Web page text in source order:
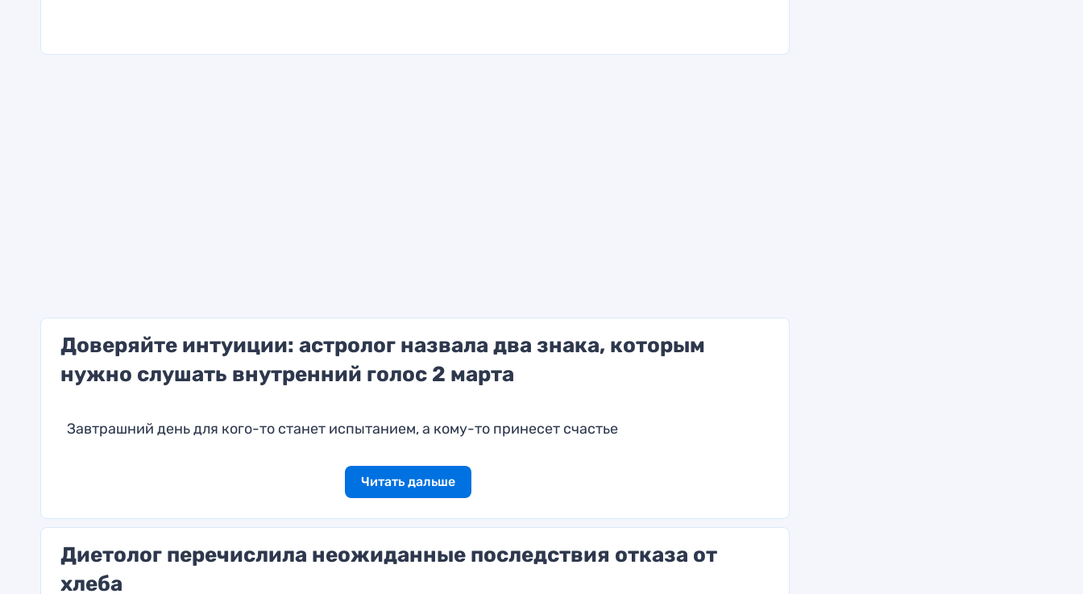
Доверяйте интуиции: астролог назвала два знака, которым
нужно слушать внутренний голос 2 марта
Завтрашний день для кого-то станет испытанием, а кому-то принесет счастье
Читать дальше
Диетолог перечислила неожиданные последствия отказа от
хлеба